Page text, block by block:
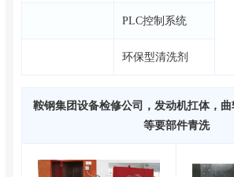
PLC控制系统
环保型清洗剂
鞍钢集团设备检修公司，发动机扛体，
等要部件青洗